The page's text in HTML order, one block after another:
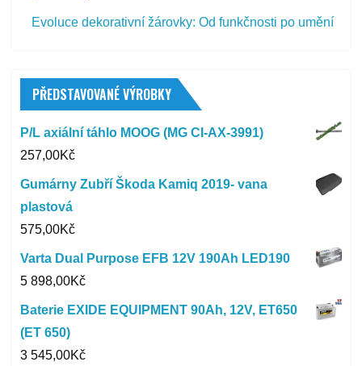
Evoluce dekorativní žárovky: Od funkčnosti po umění
PŘEDSTAVOVANÉ VÝROBKY
P/L axiální táhlo MOOG (MG CI-AX-3991)
257,00Kč
Gumárny Zubří Škoda Kamiq 2019- vana
plastová
575,00Kč
Varta Dual Purpose EFB 12V 190Ah LED190
5 898,00Kč
Baterie EXIDE EQUIPMENT 90Ah, 12V, ET650
(ET 650)
3 545,00Kč